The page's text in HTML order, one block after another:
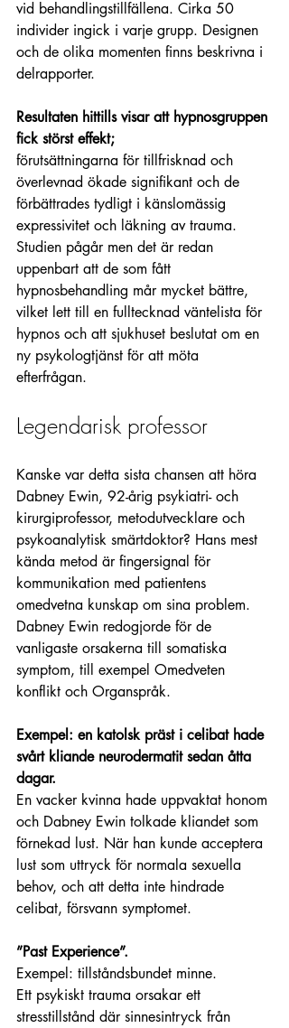
vid behandlingstillfällena. Cirka 50
individer ingick i varje grupp. Designen
och de olika momenten finns beskrivna i
delrapporter.
Resultaten hittills visar att hypnosgruppen
fick störst effekt;
förutsättningarna för tillfrisknad och
överlevnad ökade signifikant och de
förbättrades tydligt i känslomässig
expressivitet och läkning av trauma.
Studien pågår men det är redan
uppenbart att de som fått
hypnosbehandling mår mycket bättre,
vilket lett till en fulltecknad väntelista för
hypnos och att sjukhuset beslutat om en
ny psykologtjänst för att möta
efterfrågan.
Legendarisk professor
Kanske var detta sista chansen att höra
Dabney Ewin, 92-årig psykiatri- och
kirurgiprofessor, metodutvecklare och
psykoanalytisk smärtdoktor? Hans mest
kända metod är fingersignal för
kommunikation med patientens
omedvetna kunskap om sina problem.
Dabney Ewin redogjorde för de
vanligaste orsakerna till somatiska
symptom, till exempel Omedveten
konflikt och Organspråk.
Exempel: en katolsk präst i celibat hade
svårt kliande neurodermatit sedan åtta
dagar.
En vacker kvinna hade uppvaktat honom
och Dabney Ewin tolkade kliandet som
förnekad lust. När han kunde acceptera
lust som uttryck för normala sexuella
behov, och att detta inte hindrade
celibat, försvann symptomet.
”Past Experience”.
Exempel: tillståndsbundet minne.
Ett psykiskt trauma orsakar ett
stresstillstånd där sinnesintryck från